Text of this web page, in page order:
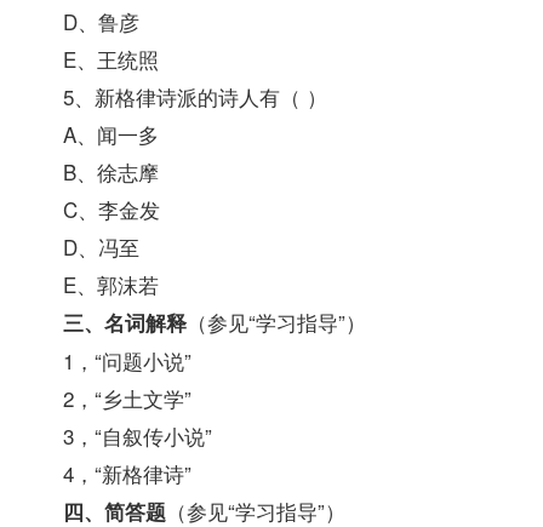
D、鲁彦
E、王统照
5、新格律诗派的诗人有（ ）
A、闻一多
B、徐志摩
C、李金发
D、冯至
E、郭沫若
三、名词解释（参见“学习指导”）
1，“问题小说”
2，“乡土文学”
3，“自叙传小说”
4，“新格律诗”
四、简答题（参见“学习指导”）